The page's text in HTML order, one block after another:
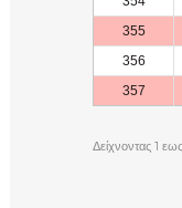
355
356
357
Δείχνοντας 1